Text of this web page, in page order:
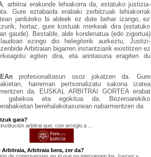
, arbitrai erakunde lehiakorra da, estatuko justizia-
Gure eztabaida erabaki zerbitzuak lehiakorrak
jarduteko bi aldeek ez dute behar izango, ez
hortaz, gure kostuak merkeak dira (estatuko
gaude). Bestalde, alde kondenatua (edo zigortua)
ezingo dio helegiterik aurkeztu, Justizi-
Arbitraian bigarren instantziarik existitzen ez
egiten dira, eta arintasuna eragiten du
profesionaltasun osoz jokatzen da. Gure
harreman pertsonalizatu sakona izatea
da. EUSKAL ARBITRAI GORTEA erabat
gabekoa eta egokitua da. Bezeroarekiko
berehalakotasunean nabarmentzen da.
gara?
arbitral que, con arreglo a ...
Arbitraia bera, zer da?